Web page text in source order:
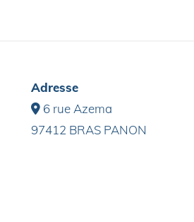
Adresse
6 rue Azema
97412 BRAS PANON